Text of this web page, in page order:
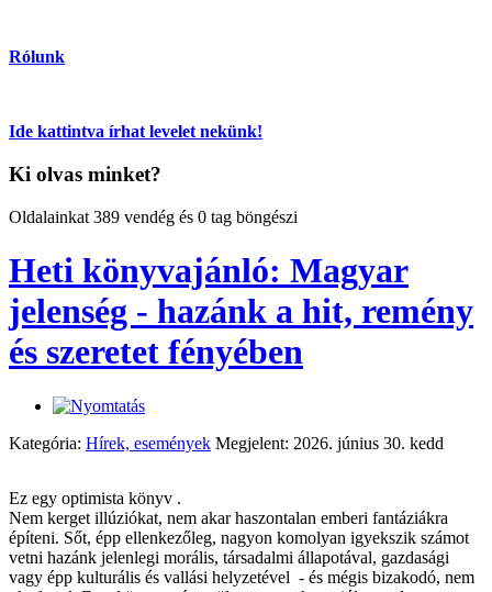
Rólunk
Ide kattintva írhat levelet nekünk!
Ki olvas minket?
Oldalainkat 389 vendég és 0 tag böngészi
Heti könyvajánló: Magyar
jelenség - hazánk a hit, remény
és szeretet fényében
Kategória: Hírek, események Megjelent: 2026. június 30. kedd
Ez egy optimista könyv .
Nem kerget illúziókat, nem akar haszontalan emberi fantáziákra
építeni. Sőt, épp ellenkezőleg, nagyon komolyan igyekszik számot
vetni hazánk jelenlegi morális, társadalmi állapotával, gazdasági
vagy épp kulturális és vallási helyzetével - és mégis bizakodó, nem